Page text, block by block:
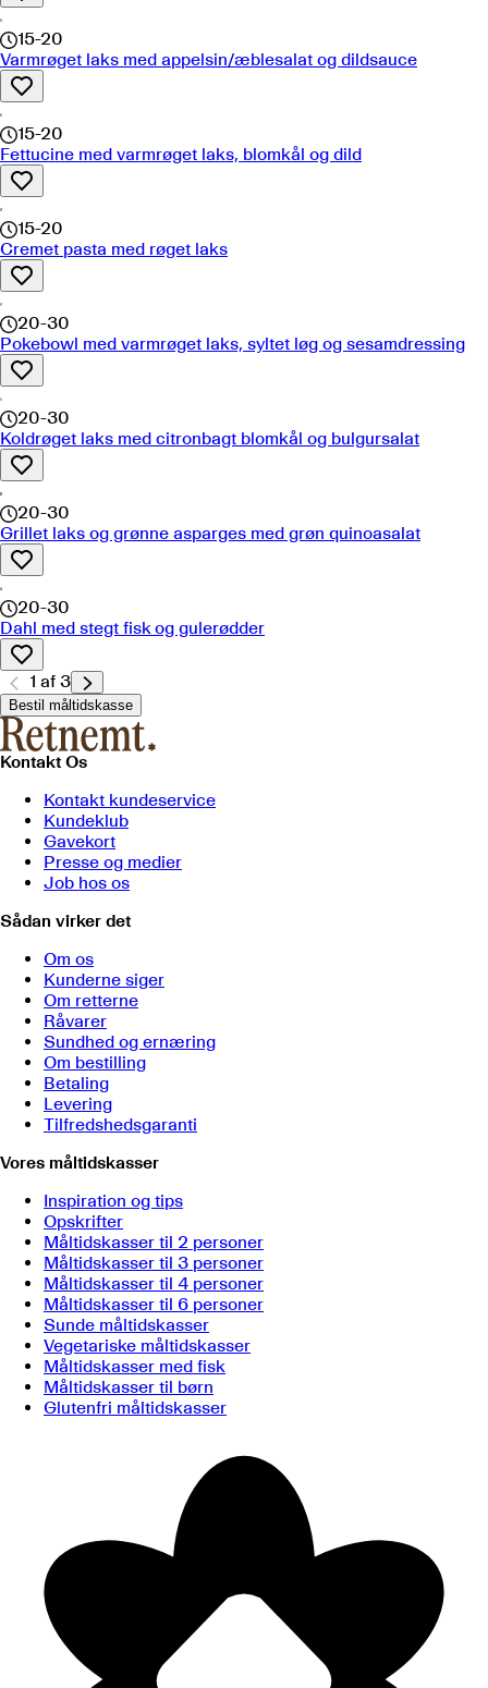
15-20
Varmrøget laks med appelsin/æblesalat og dildsauce
15-20
Fettucine med varmrøget laks, blomkål og dild
15-20
Cremet pasta med røget laks
20-30
Pokebowl med varmrøget laks, syltet løg og sesamdressing
20-30
Koldrøget laks med citronbagt blomkål og bulgursalat
20-30
Grillet laks og grønne asparges med grøn quinoasalat
20-30
Dahl med stegt fisk og gulerødder
1 af 3
Bestil måltidskasse
Kontakt Os
Kontakt kundeservice
Kundeklub
Gavekort
Presse og medier
Job hos os
Sådan virker det
Om os
Kunderne siger
Om retterne
Råvarer
Sundhed og ernæring
Om bestilling
Betaling
Levering
Tilfredshedsgaranti
Vores måltidskasser
Inspiration og tips
Opskrifter
Måltidskasser til 2 personer
Måltidskasser til 3 personer
Måltidskasser til 4 personer
Måltidskasser til 6 personer
Sunde måltidskasser
Vegetariske måltidskasser
Måltidskasser med fisk
Måltidskasser til børn
Glutenfri måltidskasser